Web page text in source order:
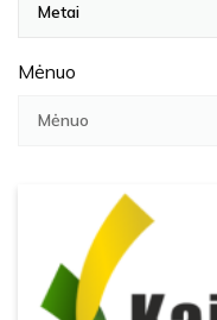
Metai
Mėnuo
Mėnuo